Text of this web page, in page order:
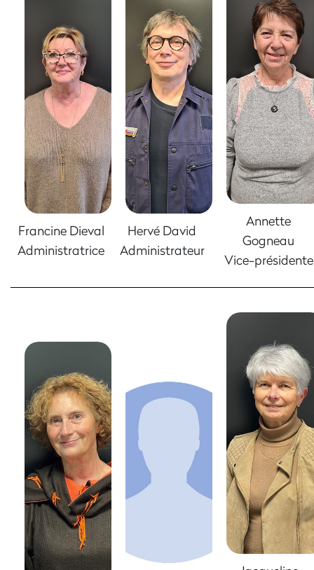
Francine Dieval
Administratrice
Hervé David
Administrateur
Annette
Gogneau
Vice-présidente